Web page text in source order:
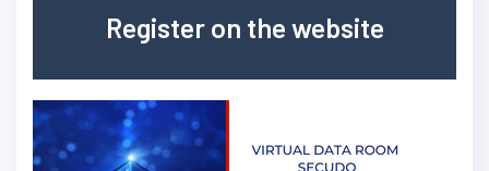
Register on the website